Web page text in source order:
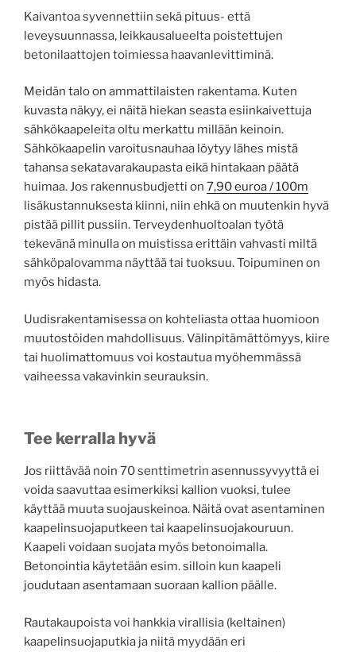
Kaivantoa syvennettiin sekä pituus- että
leveysuunnassa, leikkausalueelta poistettujen
betonilaattojen toimiessa haavanlevittiminä.
Meidän talo on ammattilaisten rakentama. Kuten
kuvasta näkyy, ei näitä hiekan seasta esiinkaivettuja
sähkökaapeleita oltu merkattu millään keinoin.
Sähkökaapelin varoitusnauhaa löytyy lähes mistä
tahansa sekatavarakaupasta eikä hintakaan päätä
huimaa. Jos rakennusbudjetti on 7,90 euroa / 100m
lisäkustannuksesta kiinni, niin ehkä on muutenkin hyvä
pistää pillit pussiin. Terveydenhuoltoalan työtä
tekevänä minulla on muistissa erittäin vahvasti miltä
sähköpalovamma näyttää tai tuoksuu. Toipuminen on
myös hidasta.
Uudisrakentamisessa on kohteliasta ottaa huomioon
muutostöiden mahdollisuus. Välinpitämättömyys, kiire
tai huolimattomuus voi kostautua myöhemmässä
vaiheessa vakavinkin seurauksin.
Tee kerralla hyvä
Jos riittävää noin 70 senttimetrin asennussyvyyttä ei
voida saavuttaa esimerkiksi kallion vuoksi, tulee
käyttää muuta suojauskeinoa. Näitä ovat asentaminen
kaapelinsuojaputkeen tai kaapelinsuojakouruun.
Kaapeli voidaan suojata myös betonoimalla.
Betonointia käytetään esim. silloin kun kaapeli
joudutaan asentamaan suoraan kallion päälle.
Rautakaupoista voi hankkia virallisia (keltainen)
kaapelinsuojaputkia ja niitä myydään eri